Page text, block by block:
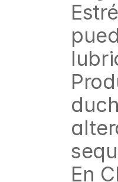
En